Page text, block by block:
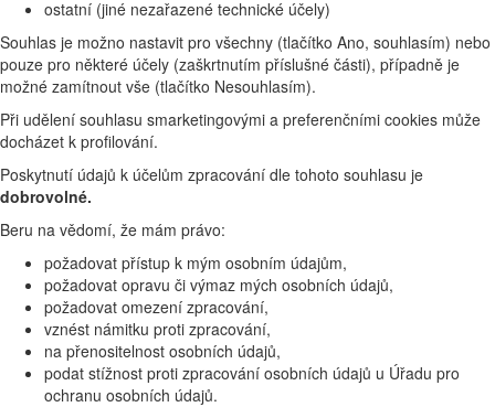
ostatní (jiné nezařazené technické účely)
Souhlas je možno nastavit pro všechny (tlačítko Ano, souhlasím) nebo
pouze pro některé účely (zaškrtnutím příslušné části), případně je
možné zamítnout vše (tlačítko Nesouhlasím).
Při udělení souhlasu smarketingovými a preferenčními cookies může
docházet k profilování.
Poskytnutí údajů k účelům zpracování dle tohoto souhlasu je
dobrovolné.
Beru na vědomí, že mám právo:
požadovat přístup k mým osobním údajům,
požadovat opravu či výmaz mých osobních údajů,
požadovat omezení zpracování,
vznést námitku proti zpracování,
na přenositelnost osobních údajů,
podat stížnost proti zpracování osobních údajů u Úřadu pro
ochranu osobních údajů.